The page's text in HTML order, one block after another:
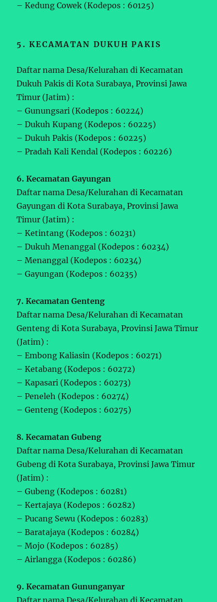
– Kedung Cowek (Kodepos : 60125)
5. KECAMATAN DUKUH PAKIS
Daftar nama Desa/Kelurahan di Kecamatan
Dukuh Pakis di Kota Surabaya, Provinsi Jawa
Timur (Jatim) :
– Gunungsari (Kodepos : 60224)
– Dukuh Kupang (Kodepos : 60225)
– Dukuh Pakis (Kodepos : 60225)
– Pradah Kali Kendal (Kodepos : 60226)
6. Kecamatan Gayungan
Daftar nama Desa/Kelurahan di Kecamatan
Gayungan di Kota Surabaya, Provinsi Jawa
Timur (Jatim) :
– Ketintang (Kodepos : 60231)
– Dukuh Menanggal (Kodepos : 60234)
– Menanggal (Kodepos : 60234)
– Gayungan (Kodepos : 60235)
7. Kecamatan Genteng
Daftar nama Desa/Kelurahan di Kecamatan
Genteng di Kota Surabaya, Provinsi Jawa Timur
(Jatim) :
– Embong Kaliasin (Kodepos : 60271)
– Ketabang (Kodepos : 60272)
– Kapasari (Kodepos : 60273)
– Peneleh (Kodepos : 60274)
– Genteng (Kodepos : 60275)
8. Kecamatan Gubeng
Daftar nama Desa/Kelurahan di Kecamatan
Gubeng di Kota Surabaya, Provinsi Jawa Timur
(Jatim) :
– Gubeng (Kodepos : 60281)
– Kertajaya (Kodepos : 60282)
– Pucang Sewu (Kodepos : 60283)
– Baratajaya (Kodepos : 60284)
– Mojo (Kodepos : 60285)
– Airlangga (Kodepos : 60286)
9. Kecamatan Gununganyar